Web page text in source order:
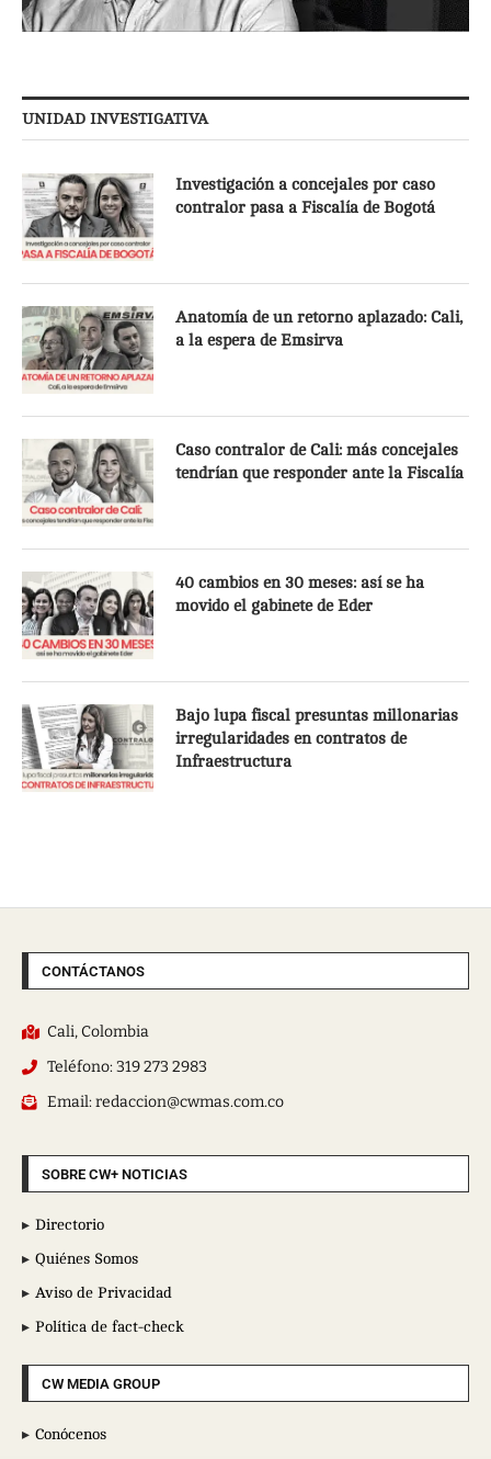
UNIDAD INVESTIGATIVA
Investigación a concejales por caso
contralor pasa a Fiscalía de Bogotá
Anatomía de un retorno aplazado: Cali,
a la espera de Emsirva
Caso contralor de Cali: más concejales
tendrían que responder ante la Fiscalía
40 cambios en 30 meses: así se ha
movido el gabinete de Eder
Bajo lupa fiscal presuntas millonarias
irregularidades en contratos de
Infraestructura
CONTÁCTANOS
Cali, Colombia
Teléfono: 319 273 2983
Email: redaccion@cwmas.com.co
SOBRE CW+ NOTICIAS
Directorio
Quiénes Somos
Aviso de Privacidad
Política de fact-check
CW MEDIA GROUP
Conócenos